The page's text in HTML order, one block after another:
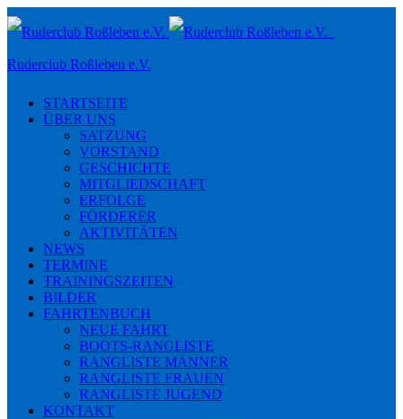
Toggle
navigation
Ruderclub Roßleben e.V.
STARTSEITE
ÜBER UNS
SATZUNG
VORSTAND
GESCHICHTE
MITGLIEDSCHAFT
ERFOLGE
FÖRDERER
AKTIVITÄTEN
NEWS
TERMINE
TRAININGSZEITEN
BILDER
FAHRTENBUCH
NEUE FAHRT
BOOTS-RANGLISTE
RANGLISTE MÄNNER
RANGLISTE FRAUEN
RANGLISTE JUGEND
KONTAKT